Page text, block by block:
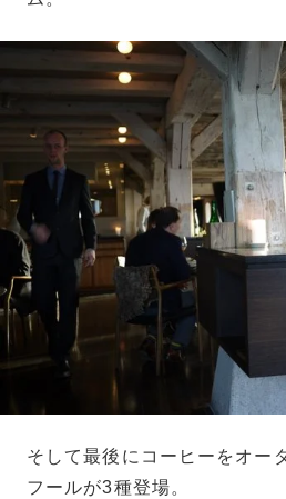
そして最後にコーヒーをオー
フールが3種登場。